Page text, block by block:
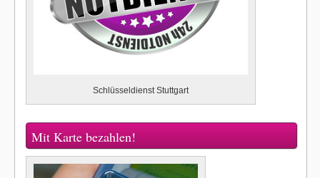
Schlüsseldienst Stuttgart
Mit Karte bezahlen!